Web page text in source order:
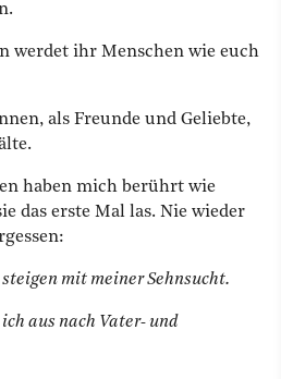
werdet ihr Menschen wie euch
als Freunde und Geliebte,
haben mich berührt wie
das erste Mal las. Nie wieder
mit meiner Sehnsucht.
aus nach Vater- und